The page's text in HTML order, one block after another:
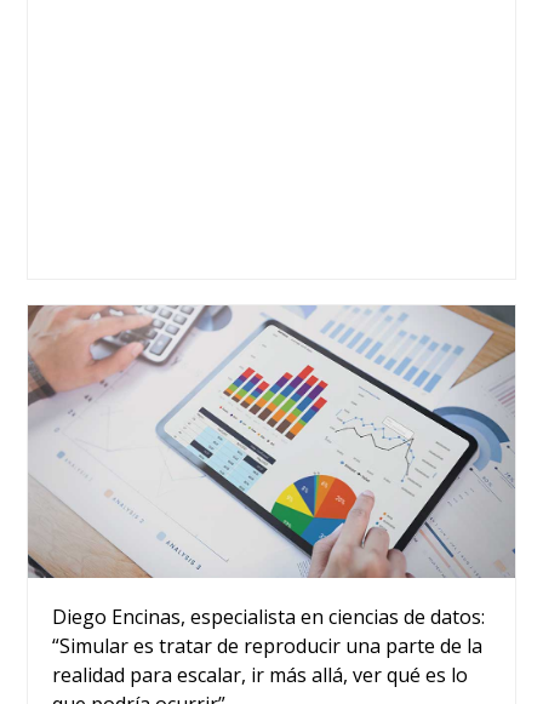
Diego Encinas, especialista en ciencias de datos:
“Simular es tratar de reproducir una parte de la
realidad para escalar, ir más allá, ver qué es lo